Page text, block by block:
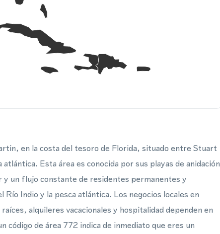
en la costa del tesoro de Florida, situado entre Stuart
Esta área es conocida por sus playas de anidación
un flujo constante de residentes permanentes y
Indio y la pesca atlántica. Los negocios locales en
alquileres vacacionales y hospitalidad dependen en
código de área 772 indica de inmediato que eres un